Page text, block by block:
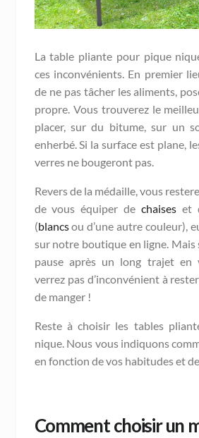
La table pliante pour pique
ces inconvénients. En premier
de ne pas tâcher les aliments,
propre. Vous trouverez le
placer, sur du bitume, sur un
enherbé. Si la surface est plane,
verres ne bougeront pas.
Revers de la médaille, vous
de vous équiper de chaises et
(blancsou d’une autre couleur),
sur notre boutique en ligne. Mais
pause après un long trajet en
verrez pas d’inconvénient à
de manger !
Reste à choisir les tables
nique. Nous vous indiquons
en fonction de vos habitudes et
Comment choisir un